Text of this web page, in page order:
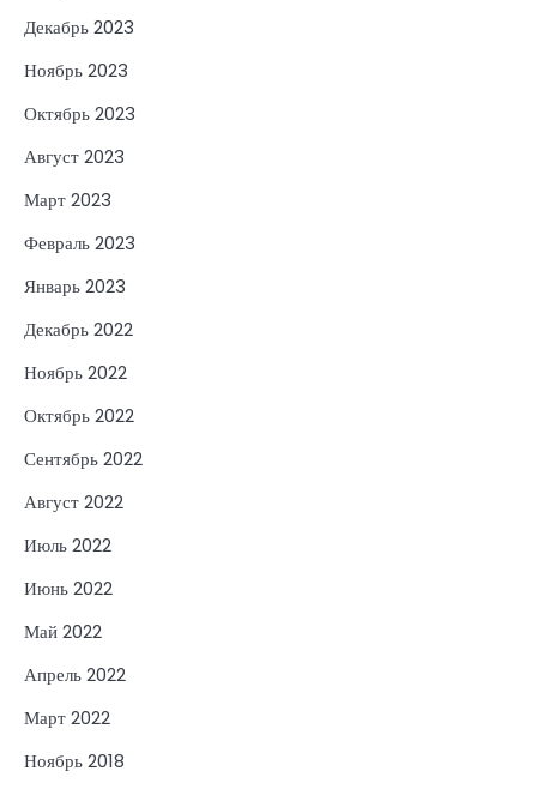
Декабрь 2023
Ноябрь 2023
Октябрь 2023
Август 2023
Март 2023
Февраль 2023
Январь 2023
Декабрь 2022
Ноябрь 2022
Октябрь 2022
Сентябрь 2022
Август 2022
Июль 2022
Июнь 2022
Май 2022
Апрель 2022
Март 2022
Ноябрь 2018